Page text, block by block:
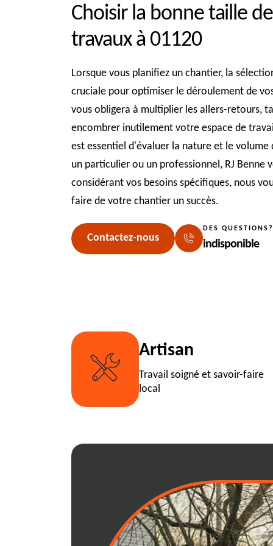
Choisir la bonne taille
travaux à 01120
Lorsque vous planifiez un chantier, la
cruciale pour optimiser le déroulement de
vous obligera à multiplier les allers-retours,
encombrer inutilement votre espace de
est essentiel d'évaluer la nature et le volume
un particulier ou un professionnel, RJ Benne
considérant vos besoins spécifiques, nous
faire de votre chantier un succès.
Contactez-nous
DES QUESTIONS?
indisponible
Artisan
Travail soigné et savoir-faire
local
01120: guide
location d'une